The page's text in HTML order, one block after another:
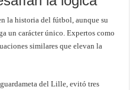
la historia del fútbol, aunque su
un carácter único. Expertos como
similares que elevan la
del Lille, evitó tres